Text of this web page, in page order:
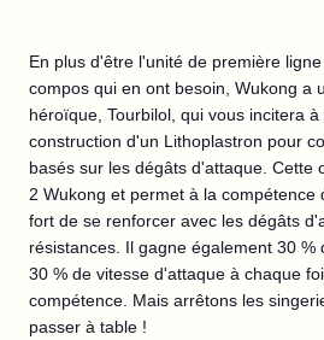
En plus d'être l'unité de première
compos qui en ont besoin, Wukong a
héroïque, Tourbilol, qui vous incitera
construction d'un Lithoplastron pour
basés sur les dégâts d'attaque. Cette
2 Wukong et permet à la compétence
fort de se renforcer avec les dégâts
résistances. Il gagne également 30 %
30 % de vitesse d'attaque à chaque
compétence. Mais arrêtons les
passer à table !